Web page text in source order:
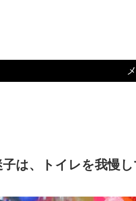
子は、トイレを我慢